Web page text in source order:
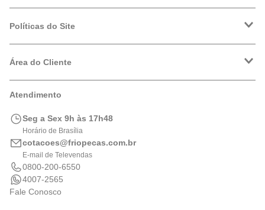
Trabalhe Conosco
Políticas do Site
Política de Privacidade
Logística
Área do Cliente
Meus Pedidos
Portal de Boletos
Atendimento
Seg a Sex 9h às 17h48
Horário de Brasília
cotacoes@friopecas.com.br
E-mail de Televendas
0800-200-6550
4007-2565
Fale Conosco